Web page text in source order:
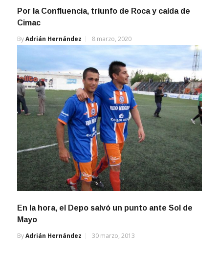
Por la Confluencia, triunfo de Roca y caída de
Cimac
ByAdrián Hernández 8 marzo, 2020
En la hora, el Depo salvó un punto ante Sol de
Mayo
ByAdrián Hernández 30 marzo, 2013